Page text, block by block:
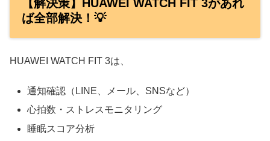
【解決策】HUAWEI WATCH FIT 3があれ
ば全部解決！💡
HUAWEI WATCH FIT 3は、
通知確認（LINE、メール、SNSなど）
心拍数・ストレスモニタリング
睡眠スコア分析